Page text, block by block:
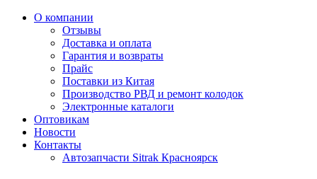
О компании
Отзывы
Доставка и оплата
Гарантия и возвраты
Прайс
Поставки из Китая
Производство РВД и ремонт колодок
Электронные каталоги
Оптовикам
Новости
Контакты
Автозапчасти Sitrak Красноярск